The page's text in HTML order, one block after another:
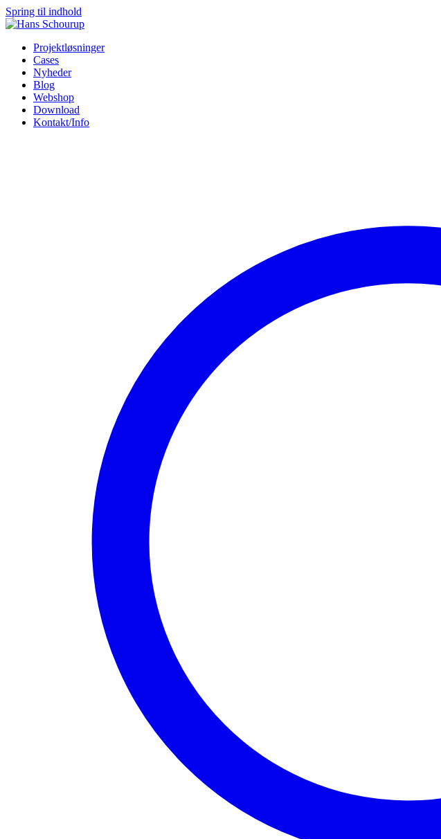
Spring til indhold
Projektløsninger
Cases
Nyheder
Blog
Webshop
Download
Kontakt/Info